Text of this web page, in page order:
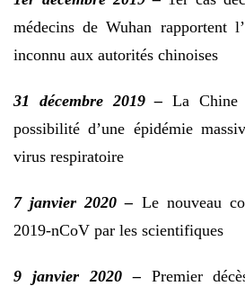
médecins de Wuhan rapportent
inconnu aux autorités chinoises
31 décembre 2019 – La Chine
possibilité d’une épidémie
virus respiratoire
7 janvier 2020 – Le nouveau
2019-nCoV par les scientifiques
9 janvier 2020 –Premier